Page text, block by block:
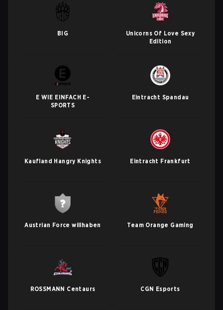
BIG
Unicorns Of Love Sexy
Edition
E WIE EINFACH E-
SPORTS
Eintracht Spandau
Kaufland Hangry Knights Eintracht Frankfurt
Austrian Force willhaben Team Orange Gaming
ROSSMANN Centaurs CGN Esports